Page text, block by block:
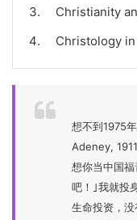
Christianity
Christology
想不到1975
Adeney,
想你当中国
吧！｣我就投
生命投资，没